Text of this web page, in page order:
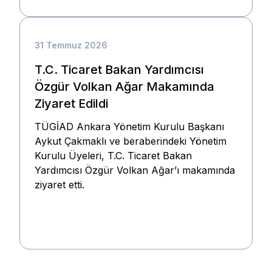
31 Temmuz 2026
T.C. Ticaret Bakan Yardımcısı
Özgür Volkan Ağar Makamında
Ziyaret Edildi
TÜGİAD Ankara Yönetim Kurulu Başkanı
Aykut Çakmaklı ve beraberindeki Yönetim
Kurulu Üyeleri, T.C. Ticaret Bakan
Yardımcısı Özgür Volkan Ağar’ı makamında
ziyaret etti.